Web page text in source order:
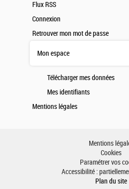
Flux RSS
Connexion
Retrouver mon mot de passe
Mon espace
Télécharger mes données
Mes identifiants
Mentions légales
Mentions
Cookies
Paramétrer vos
Accessibilité :
Plan du site